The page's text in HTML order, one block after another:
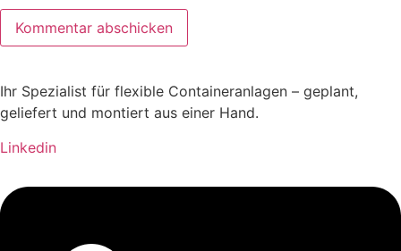
Ihr Spezialist für flexible Containeranlagen – geplant,
geliefert und montiert aus einer Hand.
Linkedin